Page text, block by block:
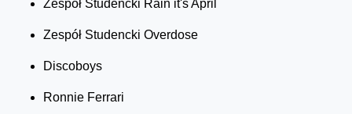
Zespół Studencki Rain it's April
Zespół Studencki Overdose
Discoboys
Ronnie Ferrari